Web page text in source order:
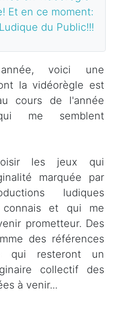
Et en ce moment:
du Public!!!
voici une
la vidéorègle est
cours de l'année
me semblent
les jeux qui
marquée par
ludiques
et qui me
prometteur. Des
des références
qui resteront un
collectif des
à venir...